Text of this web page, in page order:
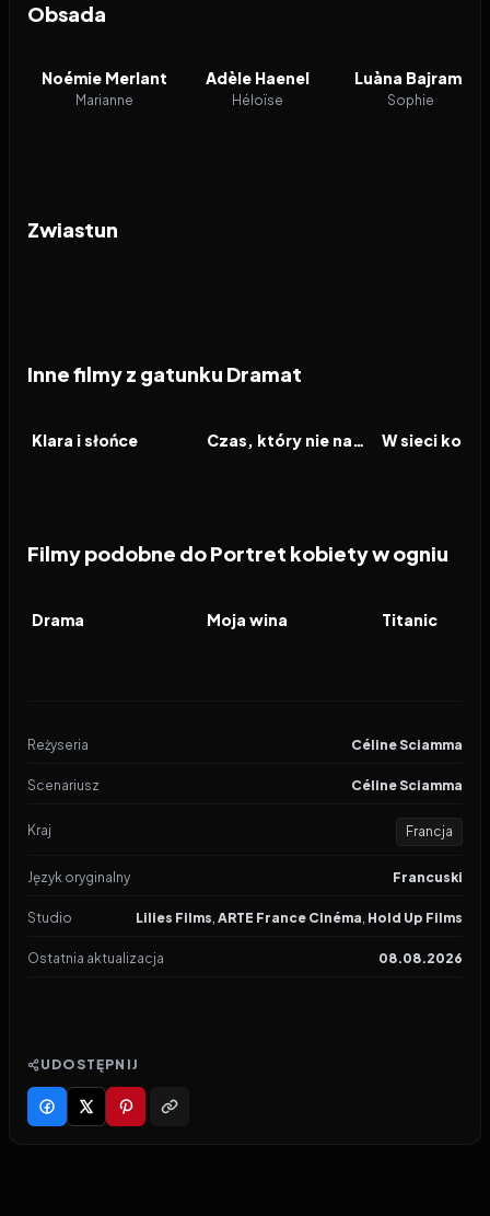
Obsada
Noémie Merlant
Marianne
Adèle Haenel
Héloïse
Luàna Bajrami
Sophie
Zwiastun
Inne filmy z gatunku Dramat
FILM
Klara i słońce FILM Czas, który nie nadszedł FILM
Filmy podobne do Portret kobiety w ogniu
FILM
Drama FILM
Moja wina FILM
Titanic
Reżyseria Céline Sciamma
Scenariusz Céline Sciamma
Kraj Francja
Język oryginalny Francuski
Studio Lilies Films, ARTE France Cinéma, Hold Up Films
Ostatnia aktualizacja 08.08.2026
UDOSTĘPNIJ